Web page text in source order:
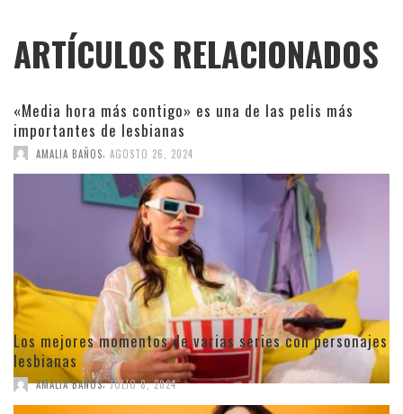
ARTÍCULOS RELACIONADOS
«Media hora más contigo» es una de las pelis más
importantes de lesbianas
AMALIA BAÑOS AGOSTO 26, 2024
Los mejores momentos de varias series con personajes
lesbianas
AMALIA BAÑOS, JULIO 8, 2024